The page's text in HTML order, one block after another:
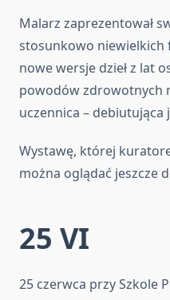
Malarz zaprezentował
stosunkowo niewielkich
nowe wersje dzieł z lat
powodów zdrowotnych
uczennica – debiutująca
Wystawę, której
można oglądać jeszcze
25 VI
25 czerwca przy Szkole